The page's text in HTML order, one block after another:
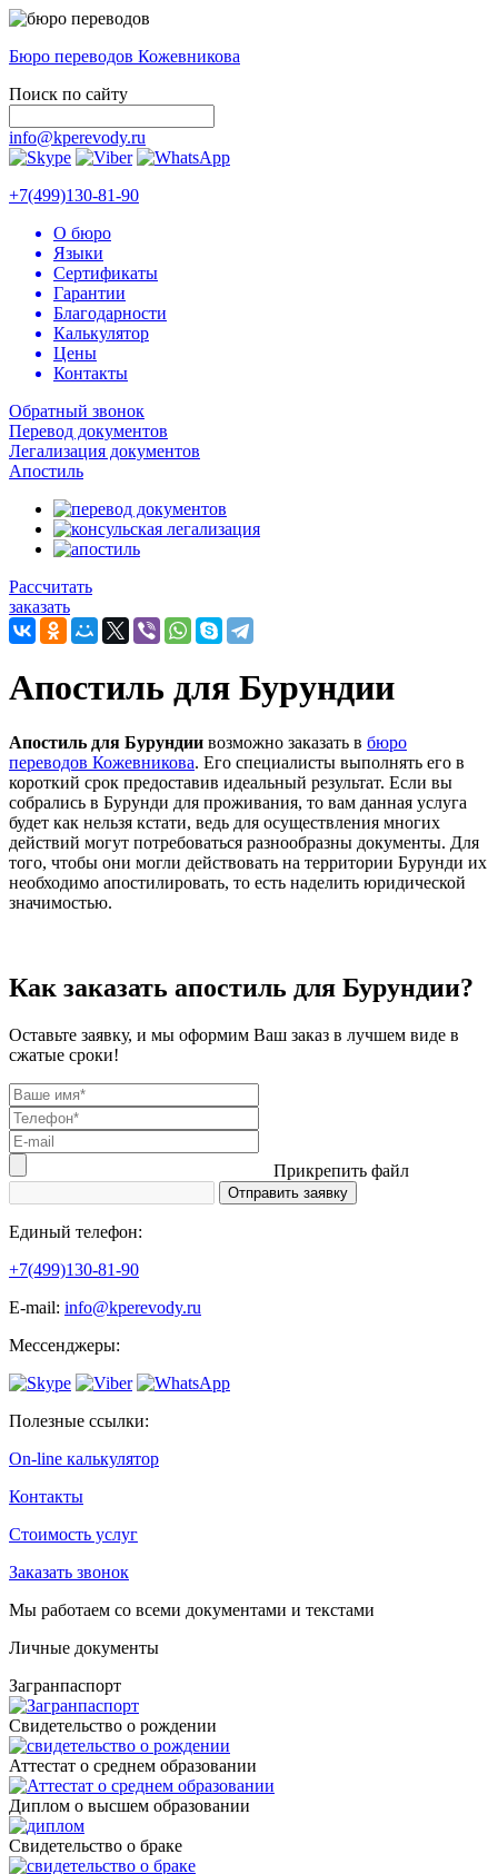
Бюро переводов Кожевникова
Поиск по сайту
info@kperevody.ru
+7(499)130-81-90
О бюро
Языки
Сертификаты
Гарантии
Благодарности
Калькулятор
Цены
Контакты
Обратный звонок
Перевод документов
Легализация документов
Апостиль
Рассчитать
заказать
Апостиль для Бурундии
Апостиль для Бурундии возможно заказать в бюро
переводов Кожевникова. Его специалисты выполнять его в
короткий срок предоставив идеальный результат. Если вы
собрались в Бурунди для проживания, то вам данная услуга
будет как нельзя кстати, ведь для осуществления многих
действий могут потребоваться разнообразны документы. Для
того, чтобы они могли действовать на территории Бурунди их
необходимо апостилировать, то есть наделить юридической
значимостью.
Как заказать апостиль для Бурундии?
Оставьте заявку, и мы оформим Ваш заказ в лучшем виде в
сжатые сроки!
Прикрепить файл
Единый телефон:
+7(499)130-81-90
Е-mail: info@kperevody.ru
Мессенджеры:
Полезные ссылки:
On-line калькулятор
Контакты
Стоимость услуг
Заказать звонок
Мы работаем со всеми документами и текстами
Личные документы
Загранпаспорт
Cвидетельство о рождении
Аттестат о среднем образовании
Диплом о высшем образовании
Свидетельство о браке